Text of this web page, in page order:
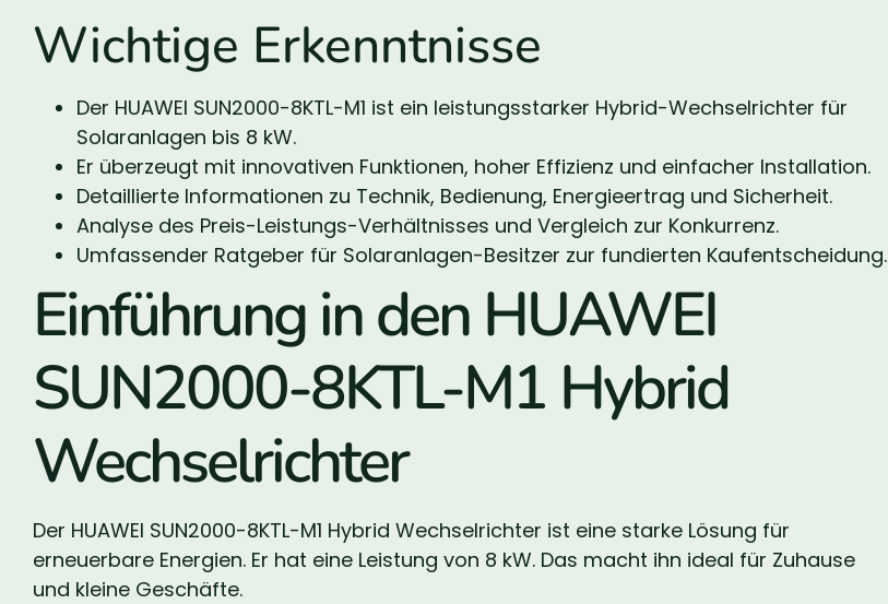
Wichtige Erkenntnisse
Der HUAWEI SUN2000-8KTL-M1 ist ein leistungsstarker Hybrid-Wechselrichter für
Solaranlagen bis 8 kW.
Er überzeugt mit innovativen Funktionen, hoher Effizienz und einfacher Installation.
Detaillierte Informationen zu Technik, Bedienung, Energieertrag und Sicherheit.
Analyse des Preis-Leistungs-Verhältnisses und Vergleich zur Konkurrenz.
Umfassender Ratgeber für Solaranlagen-Besitzer zur fundierten Kaufentscheidung.
Einführung in den HUAWEI
SUN2000-8KTL-M1 Hybrid
Wechselrichter
Der HUAWEI SUN2000-8KTL-M1 Hybrid Wechselrichter ist eine starke Lösung für
erneuerbare Energien. Er hat eine Leistung von 8 kW. Das macht ihn ideal für Zuhause
und kleine Geschäfte.